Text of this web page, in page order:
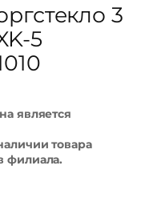
3
5
является
товара
филиала.